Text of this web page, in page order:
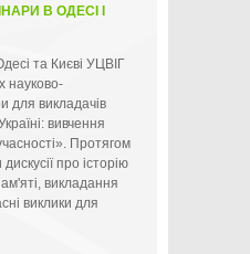
В ОДЕСІ І
та Києві УЦВІГ
науково-
для викладачів
вивчення
Протягом
про історію
викладання
виклики для